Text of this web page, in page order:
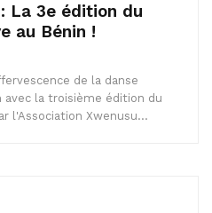
La 3e édition du
au Bénin !
de la danse
avec la troisième édition du
l'Association Xwenusu…